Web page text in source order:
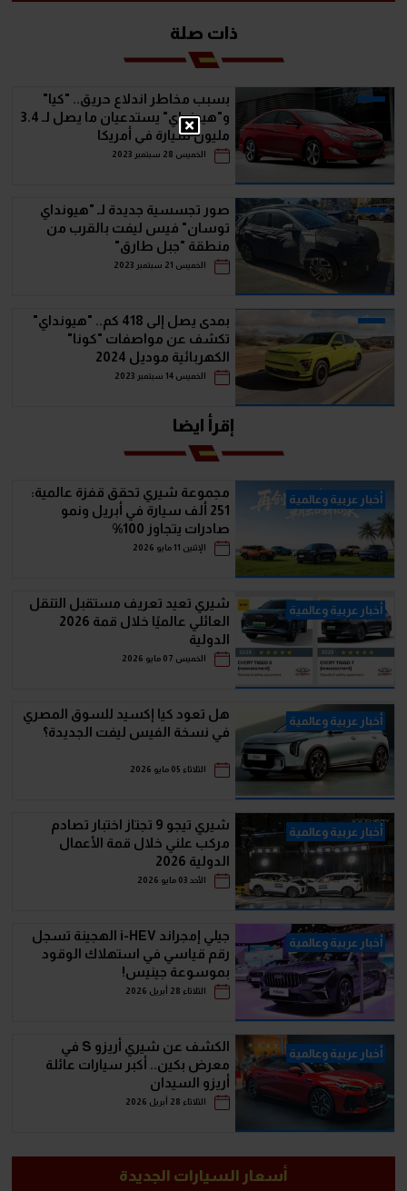
ذات صلة
بسبب مخاطر اندلاع حريق.. "كيا"
و"هيونداي" يستدعيان ما يصل لـ 3.4
مليون سيارة في أمريكا
الخميس 28 سبتمبر 2023
صور تجسسية جديدة لـ "هيونداي
توسان" فيس ليفت بالقرب من
منطقة "جبل طارق"
الخميس 21 سبتمبر 2023
بمدى يصل إلى 418 كم.. "هيونداي"
تكشف عن مواصفات "كونا"
الكهربائية موديل 2024
الخميس 14 سبتمبر 2023
إقرأ ايضا
أخبار عربية وعالمية
مجموعة شيري تحقق قفزة عالمية:
251 ألف سيارة في أبريل ونمو
صادرات يتجاوز 100%
الإثنين 11 مايو 2026
أخبار عربية وعالمية
شيري تعيد تعريف مستقبل التنقل
العائلي عالميًا خلال قمة 2026
الدولية
الخميس 07 مايو 2026
أخبار عربية وعالمية
هل تعود كيا إكسيد للسوق المصري
في نسخة الفيس ليفت الجديدة؟
الثلاثاء 05 مايو 2026
أخبار عربية وعالمية
شيري تيجو 9 تجتاز اختبار تصادم
مركب علني خلال قمة الأعمال
الدولية 2026
الأحد 03 مايو 2026
أخبار عربية وعالمية
جيلي إمجراند i-HEV الهجينة تسجل
رقم قياسي في استهلاك الوقود
بموسوعة جينيس!
الثلاثاء 28 أبريل 2026
أخبار عربية وعالمية
الكشف عن شيري أريزو S في
معرض بكين.. أكبر سيارات عائلة
أريزو السيدان
الثلاثاء 28 أبريل 2026
أسعار السيارات الجديدة